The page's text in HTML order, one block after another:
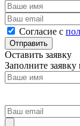
Cогласие с
Отправить
Оставить заявку
Заполните